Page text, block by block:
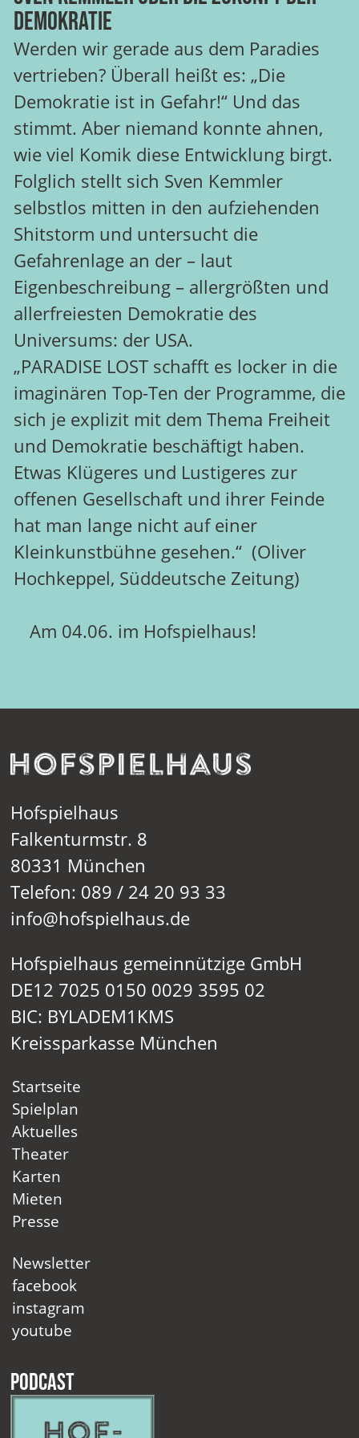
Demokratie
Werden wir gerade aus dem Paradies
vertrieben? Überall heißt es: „Die
Demokratie ist in Gefahr!“ Und das
stimmt. Aber niemand konnte ahnen,
wie viel Komik diese Entwicklung birgt.
Folglich stellt sich Sven Kemmler
selbstlos mitten in den aufziehenden
Shitstorm und untersucht die
Gefahrenlage an der – laut
Eigenbeschreibung – allergrößten und
allerfreiesten Demokratie des
Universums: der USA.
„PARADISE LOST schafft es locker in die
imaginären Top-Ten der Programme, die
sich je explizit mit dem Thema Freiheit
und Demokratie beschäftigt haben.
Etwas Klügeres und Lustigeres zur
offenen Gesellschaft und ihrer Feinde
hat man lange nicht auf einer
Kleinkunstbühne gesehen.“ (Oliver
Hochkeppel, Süddeutsche Zeitung)
Am 04.06. im Hofspielhaus!
Hofspielhaus
Falkenturmstr. 8
80331 München
Telefon: 089 / 24 20 93 33
info@hofspielhaus.de
Hofspielhaus gemeinnützige GmbH
DE12 7025 0150 0029 3595 02
BIC: BYLADEM1KMS
Kreissparkasse München
Startseite
Spielplan
Aktuelles
Theater
Karten
Mieten
Presse
Newsletter
facebook
instagram
youtube
Podcast